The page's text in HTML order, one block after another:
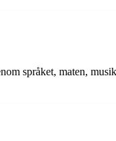
språket, maten,